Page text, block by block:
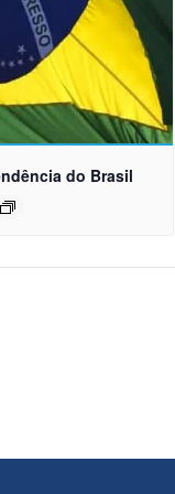
do Brasil